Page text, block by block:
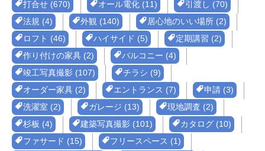
打合せ (670) オール電化 (11)
引渡し (70)
法規 (4)
外観 (140)
居心地のいい場所 (2)
ロフト (46)
ハイサイド (5)
定期講習 (2)
作り付けの家具 (2)
バルコニー (4)
竣工写真撮影 (107)
チラシ (9)
オーダー家具 (2)
エントランス (7)
申請 (3)
洗濯室 (2)
ガレージ (13)
現地調査 (2)
杉板 (4)
建築写真撮影 (101)
カタログ (10)
ファサード (15)
フリースペース (1)